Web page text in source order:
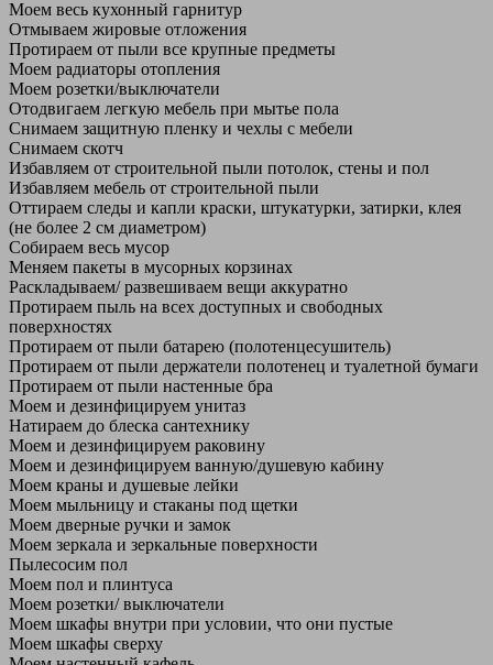
Моем весь кухонный гарнитур
Отмываем жировые отложения
Протираем от пыли все крупные предметы
Моем радиаторы отопления
Моем розетки/выключатели
Отодвигаем легкую мебель при мытье пола
Снимаем защитную пленку и чехлы с мебели
Снимаем скотч
Избавляем от строительной пыли потолок, стены и пол
Избавляем мебель от строительной пыли
Оттираем следы и капли краски, штукатурки, затирки, клея
(не более 2 см диаметром)
Собираем весь мусор
Меняем пакеты в мусорных корзинах
Раскладываем/ развешиваем вещи аккуратно
Протираем пыль на всех доступных и свободных
поверхностях
Протираем от пыли батарею (полотенцесушитель)
Протираем от пыли держатели полотенец и туалетной бумаги
Протираем от пыли настенные бра
Моем и дезинфицируем унитаз
Натираем до блеска сантехнику
Моем и дезинфицируем раковину
Моем и дезинфицируем ванную/душевую кабину
Моем краны и душевые лейки
Моем мыльницу и стаканы под щетки
Моем дверные ручки и замок
Моем зеркала и зеркальные поверхности
Пылесосим пол
Моем пол и плинтуса
Моем розетки/ выключатели
Моем шкафы внутри при условии, что они пустые
Моем шкафы сверху